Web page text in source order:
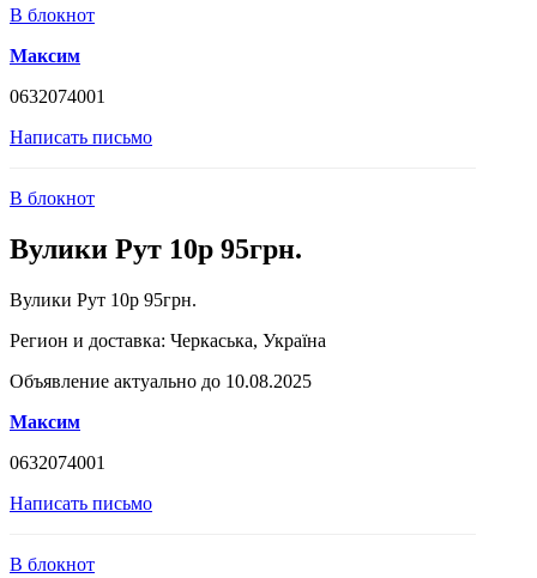
В блокнот
Максим
0632074001
Написать письмо
В блокнот
Вулики Рут 10р 95грн.
Вулики Рут 10р 95грн.
Регион и доставка: Черкаська, Україна
Объявление актуально до 10.08.2025
Максим
0632074001
Написать письмо
В блокнот